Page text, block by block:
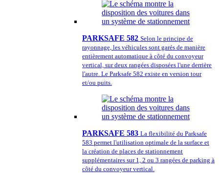
PARKSAFE 582 Selon le principe de
rayonnage, les véhicules sont garés de manière
entièrement automatique à côté du convoyeur
vertical, sur deux rangées disposées l'une derrière
l'autre. Le Parksafe 582 existe en version tour
et/ou puits.
PARKSAFE 583 La flexibilité du Parksafe
583 permet l'utilisation optimale de la surface et
la création de places de stationnement
supplémentaires sur 1, 2 ou 3 rangées de parking à
côté du convoyeur vertical.